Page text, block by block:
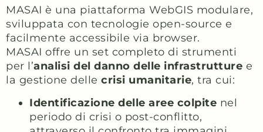
MASAI è una piattaforma WebGIS modulare,
sviluppata con tecnologie open-source e
facilmente accessibile via browser.
MASAI offre un set completo di strumenti
per l’analisi del danno delle infrastrutture e
la gestione delle crisi umanitarie, tra cui:
Identificazione delle aree colpite nel
periodo di crisi o post-conflitto,